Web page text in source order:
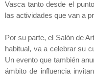
Vascatanto desde el
las actividades que van a
Por su parte, el Salón de
habitual, va a celebrar su
Un evento que también
ámbito de influencia